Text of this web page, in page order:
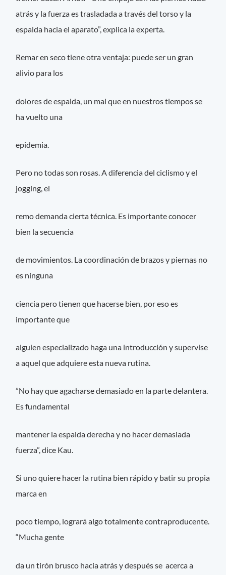
atrás y la fuerza es trasladada a través del torso y la
espalda hacia el aparato”, explica la experta.
Remar en seco tiene otra ventaja: puede ser un gran
alivio para los
dolores de espalda, un mal que en nuestros tiempos se
ha vuelto una
epidemia.
Pero no todas son rosas. A diferencia del ciclismo y el
jogging, el
remo demanda cierta técnica. Es importante conocer
bien la secuencia
de movimientos. La coordinación de brazos y piernas no
es ninguna
ciencia pero tienen que hacerse bien, por eso es
importante que
alguien especializado haga una introducción y supervise
a aquel que adquiere esta nueva rutina.
”No hay que agacharse demasiado en la parte delantera.
Es fundamental
mantener la espalda derecha y no hacer demasiada
fuerza”, dice Kau.
Si uno quiere hacer la rutina bien rápido y batir su propia
marca en
poco tiempo, logrará algo totalmente contraproducente.
“Mucha gente
da un tirón brusco hacia atrás y después se acerca a